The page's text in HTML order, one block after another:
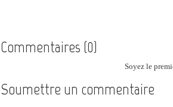
Commentaires (0)
Soyez le
Soumettre un commentaire